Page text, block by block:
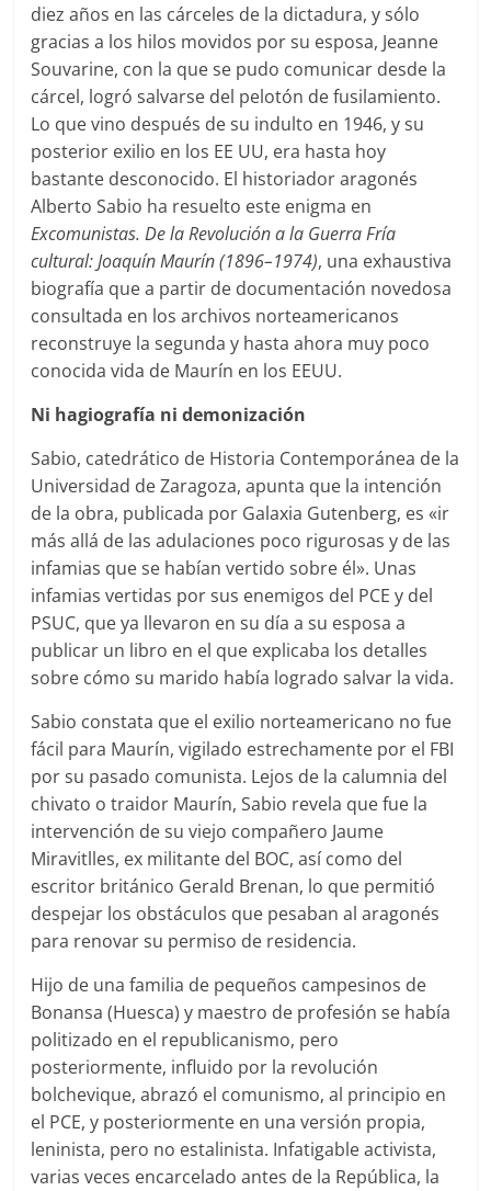
diez años en las cárceles de la dictadura, y sólo
gracias a los hilos movidos por su esposa, Jeanne
Souvarine, con la que se pudo comunicar desde la
cárcel, logró salvarse del pelotón de fusilamiento.
Lo que vino después de su indulto en 1946, y su
posterior exilio en los EE UU, era hasta hoy
bastante desconocido. El historiador aragonés
Alberto Sabio ha resuelto este enigma en
Excomunistas. De la Revolución a la Guerra Fría
cultural: Joaquín Maurín (1896–1974), una exhaustiva
biografía que a partir de documentación novedosa
consultada en los archivos norteamericanos
reconstruye la segunda y hasta ahora muy poco
conocida vida de Maurín en los EEUU.
Ni hagiografía ni demonización
Sabio, catedrático de Historia Contemporánea de la
Universidad de Zaragoza, apunta que la intención
de la obra, publicada por Galaxia Gutenberg, es «ir
más allá de las adulaciones poco rigurosas y de las
infamias que se habían vertido sobre él». Unas
infamias vertidas por sus enemigos del PCE y del
PSUC, que ya llevaron en su día a su esposa a
publicar un libro en el que explicaba los detalles
sobre cómo su marido había logrado salvar la vida.
Sabio constata que el exilio norteamericano no fue
fácil para Maurín, vigilado estrechamente por el FBI
por su pasado comunista. Lejos de la calumnia del
chivato o traidor Maurín, Sabio revela que fue la
intervención de su viejo compañero Jaume
Miravitlles, ex militante del BOC, así como del
escritor británico Gerald Brenan, lo que permitió
despejar los obstáculos que pesaban al aragonés
para renovar su permiso de residencia.
Hijo de una familia de pequeños campesinos de
Bonansa (Huesca) y maestro de profesión se había
politizado en el republicanismo, pero
posteriormente, influido por la revolución
bolchevique, abrazó el comunismo, al principio en
el PCE, y posteriormente en una versión propia,
leninista, pero no estalinista. Infatigable activista,
varias veces encarcelado antes de la República, la